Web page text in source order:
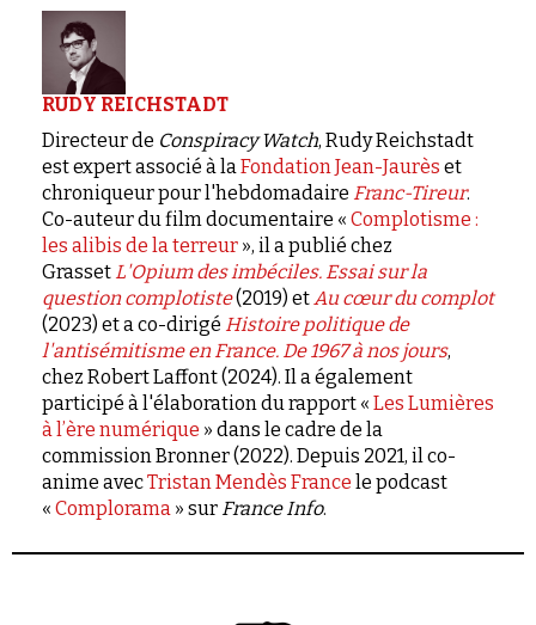
RUDY REICHSTADT
Directeur de Conspiracy Watch, Rudy Reichstadt
est expert associé à la Fondation Jean-Jaurès et
chroniqueur pour l'hebdomadaire Franc-Tireur.
Co-auteur du film documentaire « Complotisme :
les alibis de la terreur », il a publié chez
Grasset L'Opium des imbéciles. Essai sur la
question complotiste(2019) et Au cœur du complot
(2023) et a co-dirigé Histoire politique de
l'antisémitisme en France. De 1967 à nos jours,
chez Robert Laffont (2024). Il a également
participé à l'élaboration du rapport « Les Lumières
à l’ère numérique » dans le cadre de la
commission Bronner (2022). Depuis 2021, il co-
anime avecTristan Mendès France le podcast
« Complorama » sur France Info.